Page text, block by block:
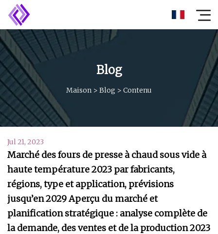
Blog
Maison > Blog > Contenu
Jul 21, 2023
Marché des fours de presse à chaud sous vide à
haute température 2023 par fabricants,
régions, type et application, prévisions
jusqu’en 2029 Aperçu du marché et
planification stratégique : analyse complète de
la demande, des ventes et de la production 2023